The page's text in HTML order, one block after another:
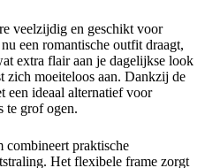
veelzijdig en geschikt voor
een romantische outfit draagt,
extra flair aan je dagelijkse look
zich moeiteloos aan. Dankzij de
een ideaal alternatief voor
te grof ogen.
combineert praktische
Het flexibele frame zorgt